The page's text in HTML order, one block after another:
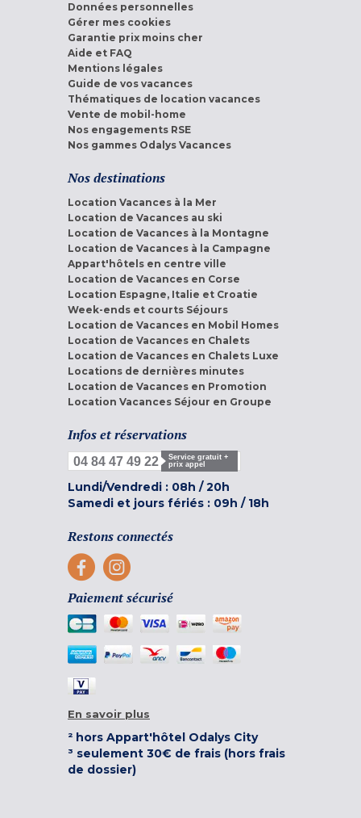
Données personnelles
Gérer mes cookies
Garantie prix moins cher
Aide et FAQ
Mentions légales
Guide de vos vacances
Thématiques de location vacances
Vente de mobil-home
Nos engagements RSE
Nos gammes Odalys Vacances
Nos destinations
Location Vacances à la Mer
Location de Vacances au ski
Location de Vacances à la Montagne
Location de Vacances à la Campagne
Appart'hôtels en centre ville
Location de Vacances en Corse
Location Espagne, Italie et Croatie
Week-ends et courts Séjours
Location de Vacances en Mobil Homes
Location de Vacances en Chalets
Location de Vacances en Chalets Luxe
Locations de dernières minutes
Location de Vacances en Promotion
Location Vacances Séjour en Groupe
Infos et réservations
04 84 47 49 22
Service gratuit +
prix appel
Lundi/Vendredi : 08h /20h
Samedi et jours fériés : 09h / 18h
Restons connectés
Paiement sécurisé
En savoir plus
² hors Appart'hôtel Odalys City
³ seulement 30€ de frais (hors frais
de dossier)